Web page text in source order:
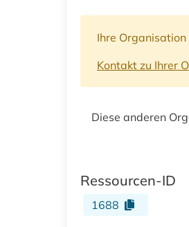
Ihre
Kontakt zu Ihrer
Diese anderen
Ressourcen-ID
1688